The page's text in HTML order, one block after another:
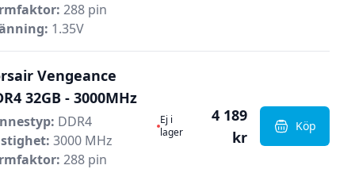
288 pin
1.35V
Vengeance
32GB - 3000MHz
DDR4
3000 MHz
288 pin
Ej i lager
Ej i
lager
4 189
kr
Köp
, Corsair